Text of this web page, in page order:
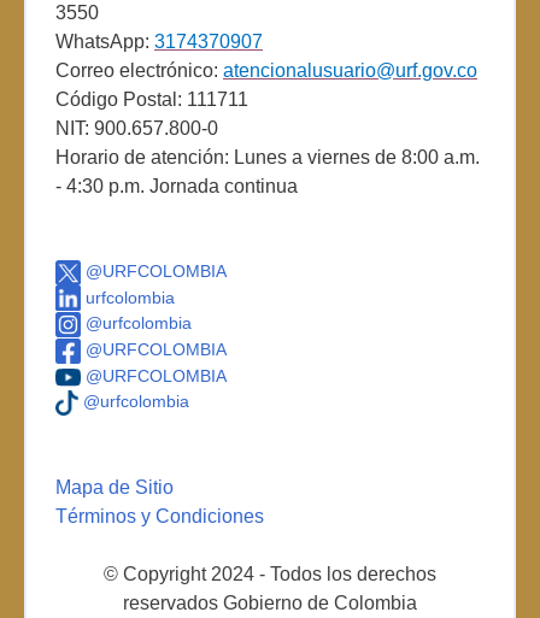
3550
WhatsApp: 3174370907
Correo electrónico: atencionalusuario@urf.gov.co
Código Postal: 111711
NIT: 900.657.800-0
Horario de atención: Lunes a viernes de 8:00 a.m.
- 4:30 p.m. Jornada continua
@URFCOLOMBIA
urfcolombia
@urfcolombia
@URFCOLOMBIA
@URFCOLOMBIA
@urfcolombia
Mapa de Sitio
Términos y Condiciones
© Copyright 2024 - Todos los derechos
reservados Gobierno de Colombia